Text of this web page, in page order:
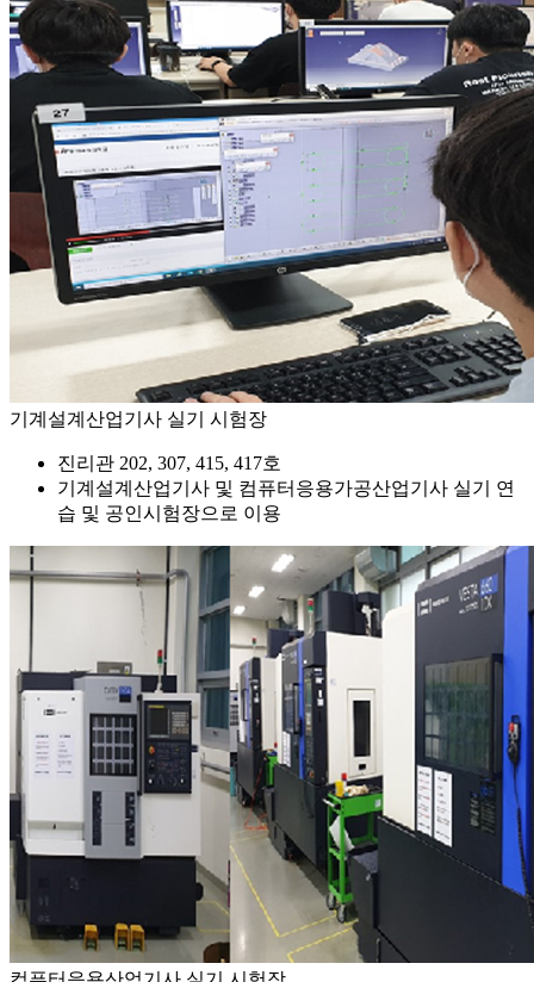
기계설계산업기사 실기 시험장
진리관 202, 307, 415, 417호
기계설계산업기사 및 컴퓨터응용가공산업기사 실기 연
습 및 공인시험장으로 이용